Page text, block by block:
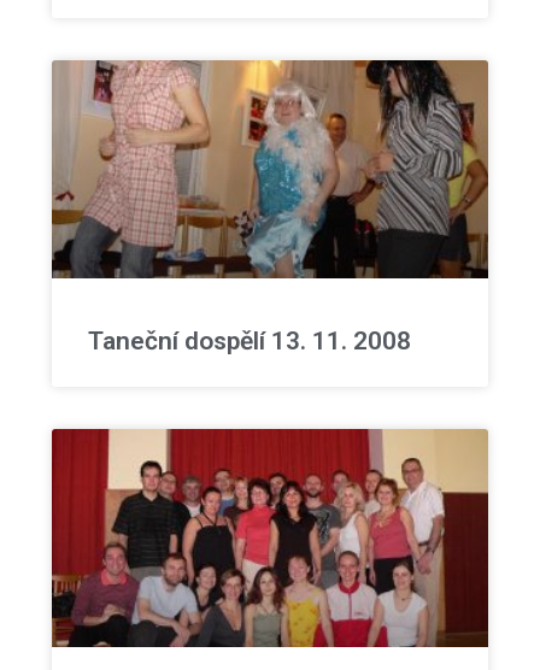
Taneční dospělí 13. 11. 2008